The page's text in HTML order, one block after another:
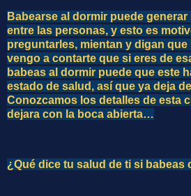
Babearse al dormir puede
entre las personas, y esto es
preguntarles, mientan y digan
vengo a contarte que si eres de
babeas al dormir puede que este
estado de salud, así que ya deja
Conozcamos los detalles de esta
dejara con la boca abierta…
¿Qué dice tu salud de ti si babeas